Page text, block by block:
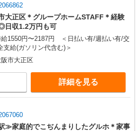
大正区＊グループホームSTAFF＊経験
日収1.2万円も可
給1550円〜2187円 ＜日払い有/週払い有/交
支給(ガソリン代含む)＞
阪市大正区
詳細を見る
≫家庭的でこぢんまりしたグルホ＊家事